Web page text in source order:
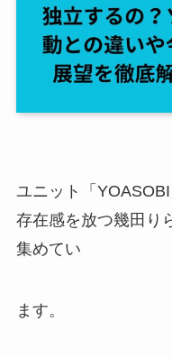
ユニット「
存在感を放つ幾田り
集めてい
ます。